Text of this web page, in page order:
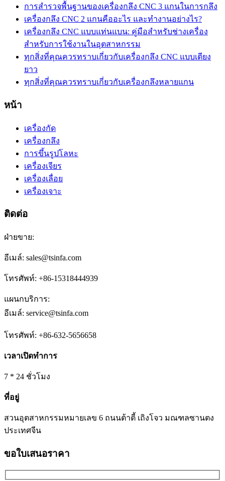
การสำรวจพื้นฐานของเครื่องกลึง CNC 3 แกนในการกลึง
เครื่องกลึง CNC 2 แกนคืออะไร และทำงานอย่างไร?
เครื่องกลึง CNC แบบแท่นแบน: คู่มือสำหรับช่างเครื่อง
สำหรับการใช้งานในอุตสาหกรรม
ทุกสิ่งที่คุณควรทราบเกี่ยวกับเครื่องกลึง CNC แบบเตียง
ยาว
ทุกสิ่งที่คุณควรทราบเกี่ยวกับเครื่องกลึงหลายแกน
หน้า
เครื่องกัด
เครื่องกลึง
การขึ้นรูปโลหะ
เครื่องเจียร
เครื่องเลื่อย
เครื่องเจาะ
ติดต่อ
ฝ่ายขาย:
อีเมล์: sales@tsinfa.com
โทรศัพท์: +86-15318444939
แผนกบริการ:
อีเมล์: service@tsinfa.com
โทรศัพท์: +86-632-5656658
เวลาเปิดทำการ
7 * 24 ชั่วโมง
ที่อยู่
สวนอุตสาหกรรมหมายเลข 6 ถนนต้าตี้ เถิงโจว มณฑลซานตง
ประเทศจีน
ขอใบเสนอราคา